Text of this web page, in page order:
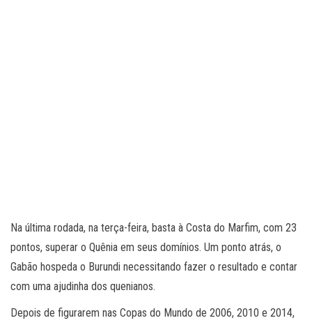
Na última rodada, na terça-feira, basta à Costa do Marfim, com 23
pontos, superar o Quênia em seus domínios. Um ponto atrás, o
Gabão hospeda o Burundi necessitando fazer o resultado e contar
com uma ajudinha dos quenianos.
Depois de figurarem nas Copas do Mundo de 2006, 2010 e 2014,